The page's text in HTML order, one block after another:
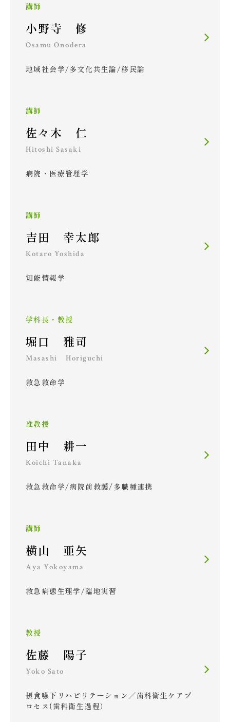
講師
小野寺 修
Osamu Onodera
地域社会学/多文化共生論/移民論
講師
佐々木 仁
Hitoshi Sasaki
病院・医療管理学
講師
吉田 幸太郎
Kotaro Yoshida
知能情報学
学科長・教授
堀口 雅司
Masashi Horiguchi
救急救命学
准教授
田中 耕一
Koichi Tanaka
救急救命学/病院前救護/多職種連携
講師
横山 亜矢
Aya Yokoyama
救急病態生理学/臨地実習
教授
佐藤 陽子
Yoko Sato
摂食嚥下リハビリテーション／歯科衛生ケアプ
ロセス(歯科衛生過程）